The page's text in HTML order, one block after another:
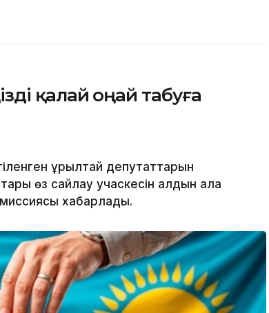
қалай оңай табуға
Құрылтай депутаттарын
өз сайлау учаскесін алдын ала
хабарлады.